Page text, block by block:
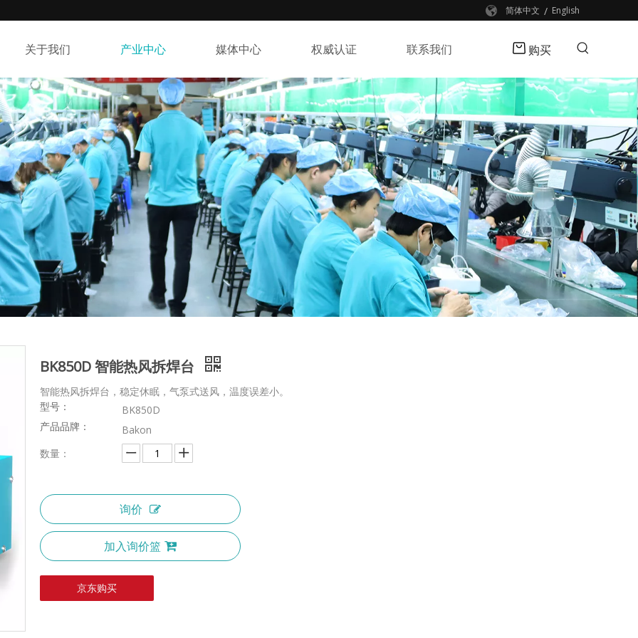
简体中文 / English
关于我们 产业中心 媒体中心 权威认证 联系我们 购买
BK850D 智能热风拆焊台
智能热风拆焊台，稳定休眠，气泵式送风，温度误差小。
型号：
BK850D
产品品牌：
Bakon
数量：
询价
加入询价篮
京东购买